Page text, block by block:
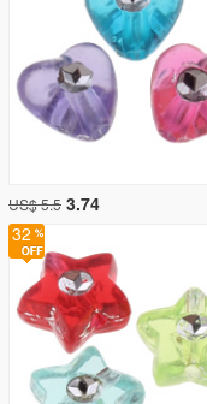
US$ 5.5 3.74
32